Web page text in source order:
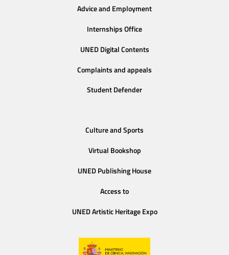
Advice and Employment
Internships Office
UNED Digital Contents
Complaints and appeals
Student Defender
Culture and Sports
Virtual Bookshop
UNED Publishing House
Access to
UNED Artistic Heritage Expo